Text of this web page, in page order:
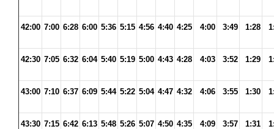
42:00 7:00 6:28 6:00 5:36 5:15 4:56 4:40 4:25 4:00 3:49 1:28
42:30 7:05 6:32 6:04 5:40 5:19 5:00 4:43 4:28 4:03 3:52 1:29
43:00 7:10 6:37 6:09 5:44 5:22 5:04 4:47 4:32 4:06 3:55 1:30
43:30 7:15 6:42 6:13 5:48 5:26 5:07 4:50 4:35 4:09 3:57 1:31